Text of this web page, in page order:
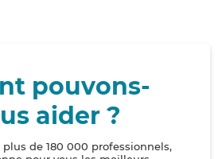
pouvons-
aider ?
de 180 000 professionnels,